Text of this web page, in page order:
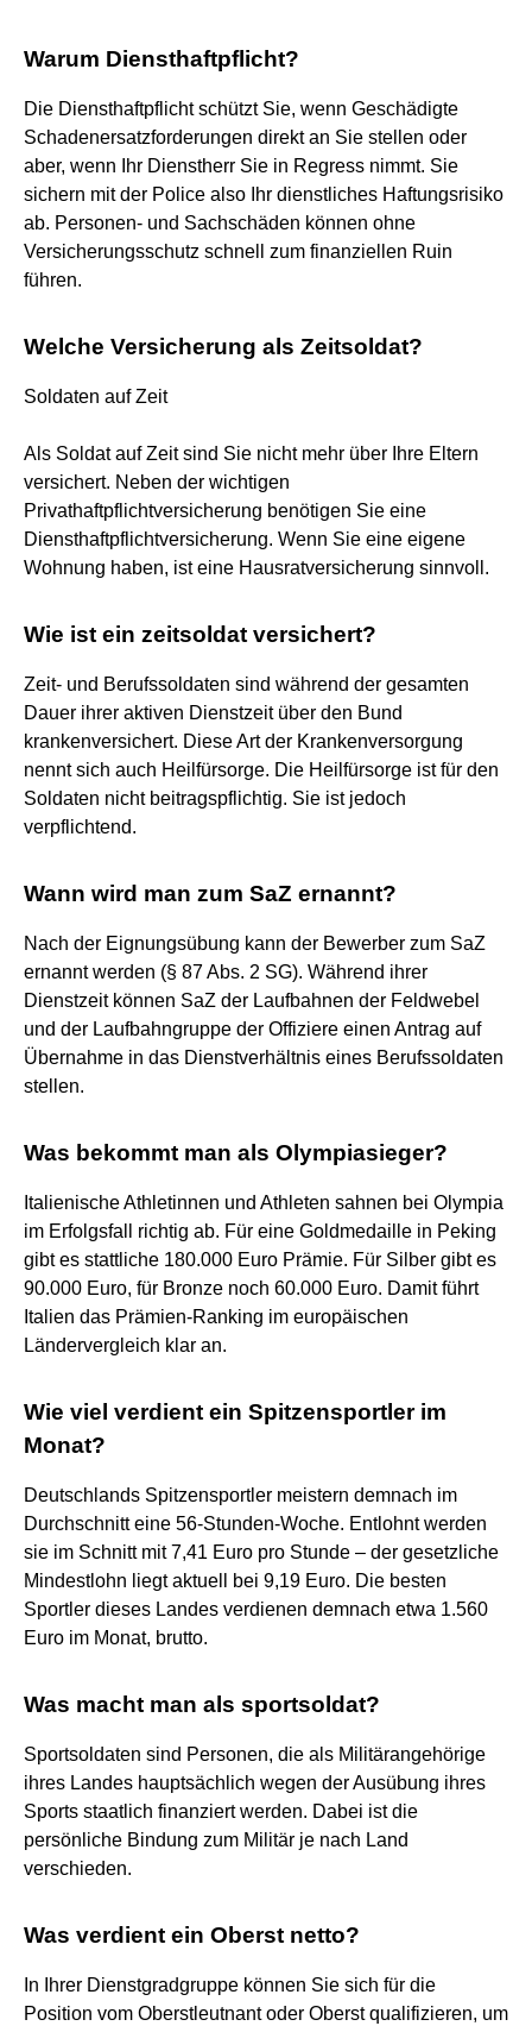
Warum Diensthaftpflicht?
Die Diensthaftpflicht schützt Sie, wenn Geschädigte
Schadenersatzforderungen direkt an Sie stellen oder
aber, wenn Ihr Dienstherr Sie in Regress nimmt. Sie
sichern mit der Police also Ihr dienstliches Haftungsrisiko
ab. Personen- und Sachschäden können ohne
Versicherungsschutz schnell zum finanziellen Ruin
führen.
Welche Versicherung als Zeitsoldat?
Soldaten auf Zeit
Als Soldat auf Zeit sind Sie nicht mehr über Ihre Eltern
versichert. Neben der wichtigen
Privathaftpflichtversicherung benötigen Sie eine
Diensthaftpflichtversicherung. Wenn Sie eine eigene
Wohnung haben, ist eine Hausratversicherung sinnvoll.
Wie ist ein zeitsoldat versichert?
Zeit- und Berufssoldaten sind während der gesamten
Dauer ihrer aktiven Dienstzeit über den Bund
krankenversichert. Diese Art der Krankenversorgung
nennt sich auch Heilfürsorge. Die Heilfürsorge ist für den
Soldaten nicht beitragspflichtig. Sie ist jedoch
verpflichtend.
Wann wird man zum SaZ ernannt?
Nach der Eignungsübung kann der Bewerber zum SaZ
ernannt werden (§ 87 Abs. 2 SG). Während ihrer
Dienstzeit können SaZ der Laufbahnen der Feldwebel
und der Laufbahngruppe der Offiziere einen Antrag auf
Übernahme in das Dienstverhältnis eines Berufssoldaten
stellen.
Was bekommt man als Olympiasieger?
Italienische Athletinnen und Athleten sahnen bei Olympia
im Erfolgsfall richtig ab. Für eine Goldmedaille in Peking
gibt es stattliche 180.000 Euro Prämie. Für Silber gibt es
90.000 Euro, für Bronze noch 60.000 Euro. Damit führt
Italien das Prämien-Ranking im europäischen
Ländervergleich klar an.
Wie viel verdient ein Spitzensportler im
Monat?
Deutschlands Spitzensportler meistern demnach im
Durchschnitt eine 56-Stunden-Woche. Entlohnt werden
sie im Schnitt mit 7,41 Euro pro Stunde – der gesetzliche
Mindestlohn liegt aktuell bei 9,19 Euro. Die besten
Sportler dieses Landes verdienen demnach etwa 1.560
Euro im Monat, brutto.
Was macht man als sportsoldat?
Sportsoldaten sind Personen, die als Militärangehörige
ihres Landes hauptsächlich wegen der Ausübung ihres
Sports staatlich finanziert werden. Dabei ist die
persönliche Bindung zum Militär je nach Land
verschieden.
Was verdient ein Oberst netto?
In Ihrer Dienstgradgruppe können Sie sich für die
Position vom Oberstleutnant oder Oberst qualifizieren, um